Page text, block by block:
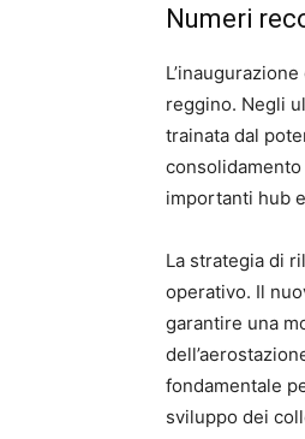
Numeri
reggino. Negli
trainata dal
importanti hub
La strategia di
operativo. Il
garantire una
fondamentale
sviluppo dei